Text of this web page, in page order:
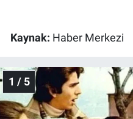
Kaynak: Haber Merkezi
1 / 5
Gün Bitiyor
Gün Ortası
Gündem Özel